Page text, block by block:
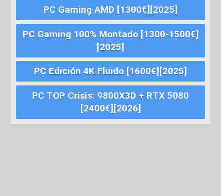
PC Gaming AMD [1300€][2025]
PC Gaming 100% Montado [1300-1500€]
[2025]
PC Edición 4K Fluido [1600€][2025]
PC TOP Crisis: 9800X3D + RTX 5080
[2400€][2026]